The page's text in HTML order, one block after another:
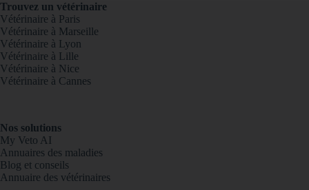
Trouvez un vétérinaire
Vétérinaire à Paris
Vétérinaire à Marseille
Vétérinaire à Lyon
Vétérinaire à Lille
Vétérinaire à Nice
Vétérinaire à Cannes
Nos solutions
My Veto AI
Annuaires des maladies
Blog et conseils
Annuaire des vétérinaires